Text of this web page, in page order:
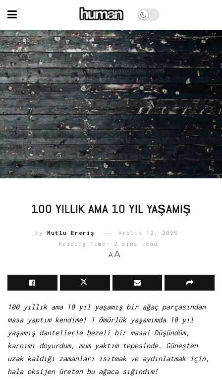
100 YILLIK AMA 10 YIL YAŞAMIŞ
by Mutlu Ereriş
Aralık 12, 2025
Reading Time: 2 mins read
A A
100 yıllık ama 10 yıl yaşamış bir ağaç parçasından
masa yaptım kendime! 1 ömürlük yaşamımda 10 yıl
yaşamış dantellerle bezeli bir masa! Düşündüm,
karnımı doyurdum, mum yaktım tepesinde. Güneşten
uzak kaldığı zamanları ısıtmak ve aydınlatmak için,
hala oksijen üreten bu ağaca sığındım!